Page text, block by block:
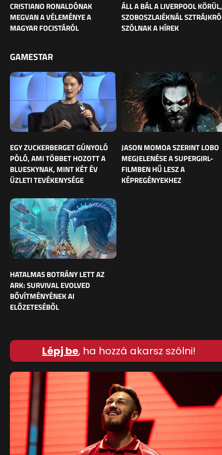
CRISTIANO RONALDÓNAK
MEGVAN A VÉLEMÉNYE A
MAGYAR FOCISTÁRÓL
ÁLL A BÁL A LIVERPOOL KÖRÜL,
SZOBOSZLAIÉKNÁL
SZÓLNAK A HÍREK
GAMESTAR
EGY ZUCKERBERGET GÚNYOLÓ
PÓLÓ, AMI TÖBBET HOZOTT A
BLUESKYNAK, MINT KÉT ÉV
ÜZLETI TEVÉKENYSÉGE
JASON MOMOA SZERINT LOBO
MEGJELENÉSE A SUPERGIRL-
FILMBEN HŰ LESZ A
KÉPREGÉNYEKHEZ
HATALMAS BOTRÁNY LETT AZ
ARK: SURVIVAL EVOLVED
BŐVÍTMÉNYÉNEK AI
ELŐZETESÉBŐL
Lépj be, ha hozzá akarsz szólni!